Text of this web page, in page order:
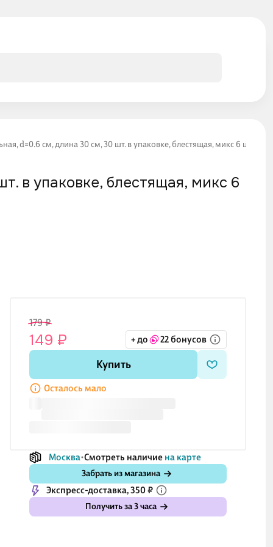
d=0.6 см, длина 30 см, 30 шт. в упаковке, блестящая, микс 6
в упаковке, блестящая, микс 6
179 ₽
149 ₽ + до 22 бонусов
Купить
Осталось мало
Москва Смотреть наличие на карте
Забрать из магазина
Экспресс-доставка, 350 ₽
Получить за 3 часа